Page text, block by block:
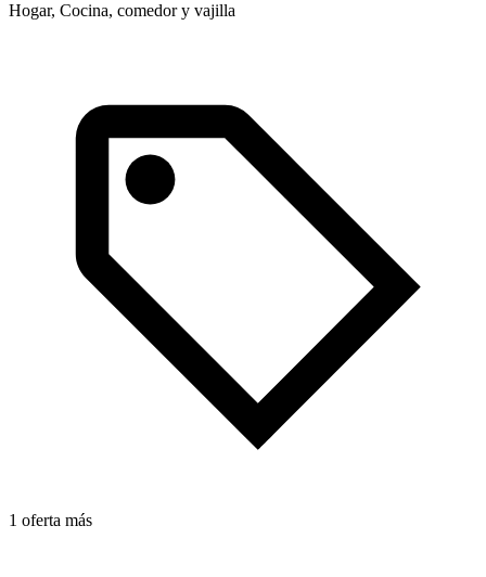
Hogar, Cocina, comedor y vajilla
1 oferta más